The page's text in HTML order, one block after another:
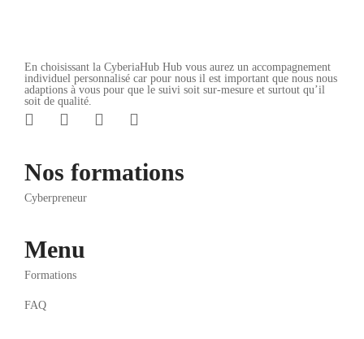
En choisissant la CyberiaHub Hub vous aurez un accompagnement
individuel personnalisé car pour nous il est important que nous nous
adaptions à vous pour que le suivi soit sur-mesure et surtout qu’il
soit de qualité.
Nos formations
Cyberpreneur
Menu
Formations
FAQ